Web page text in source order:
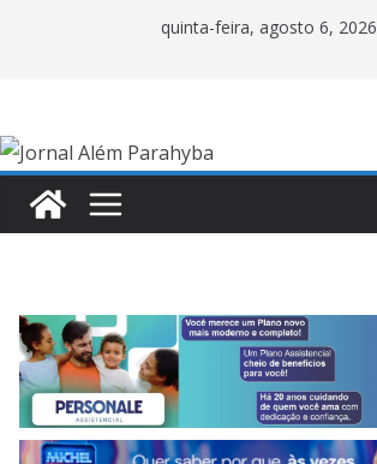
quinta-feira, agosto 6, 2026